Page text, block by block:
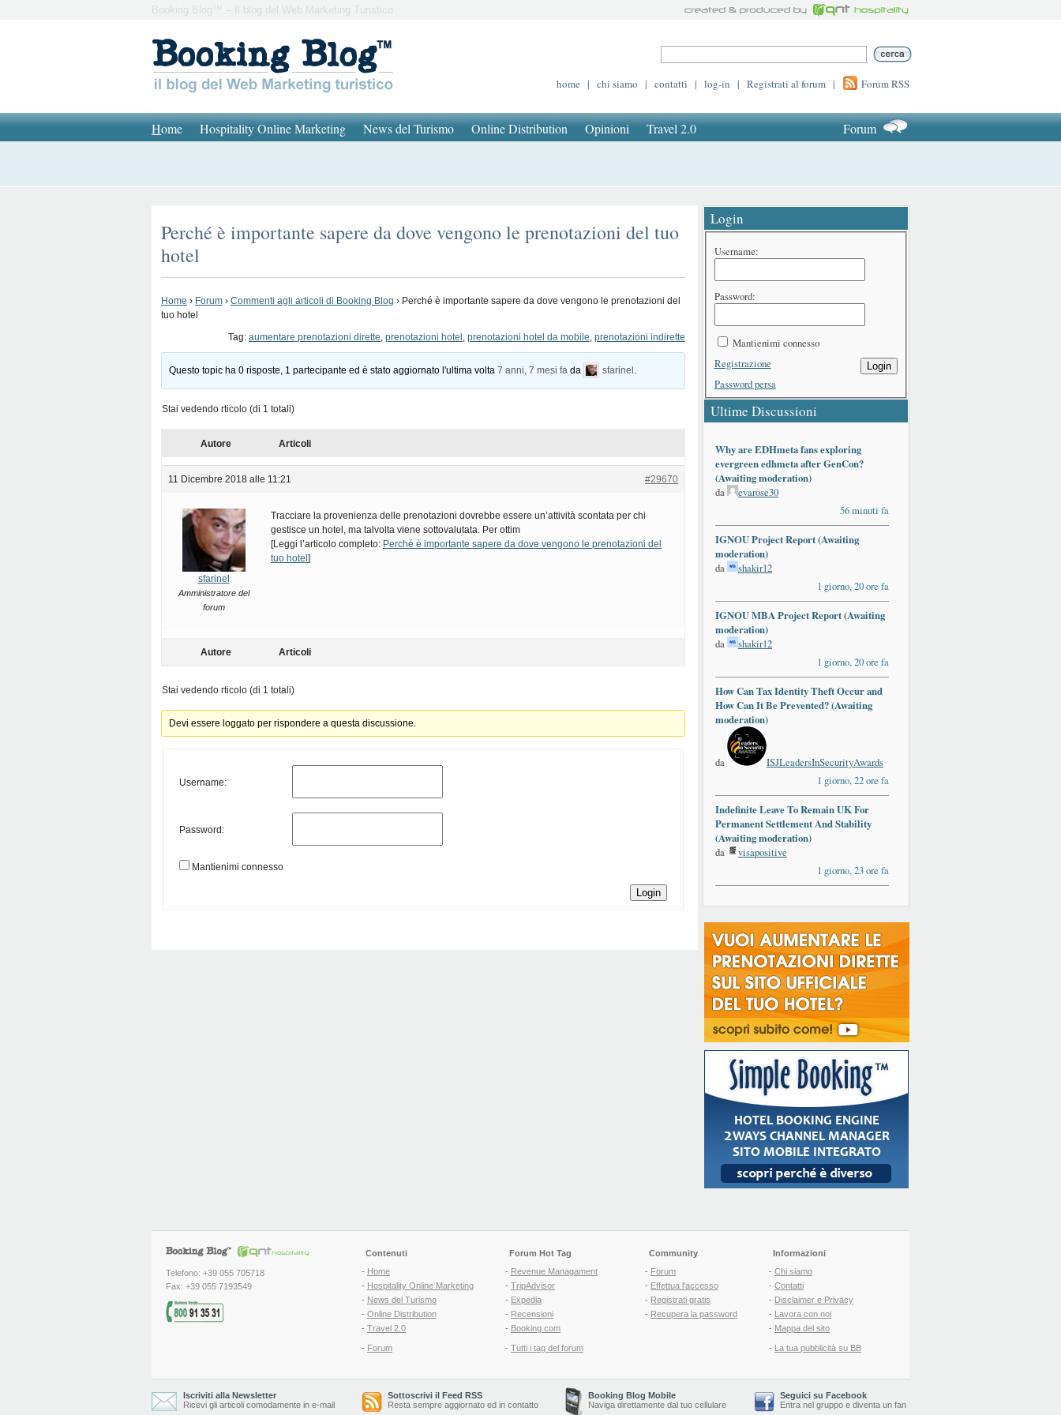
Booking Blog™ – Il blog del Web Marketing Turistico
home | chi siamo | contatti | log-in | Registrati al forum | Forum RSS
Home Hospitality Online Marketing News del Turismo Online Distribution Opinioni Travel 2.0 Forum
Perché è importante sapere da dove vengono le prenotazioni del tuo
hotel
Home › Forum › Commenti agli articoli di Booking Blog › Perché è importante sapere da dove vengono le prenotazioni del
tuo hotel
Tag: aumentare prenotazioni dirette, prenotazioni hotel , prenotazioni hotel da mobile, prenotazioni indirette
Questo topic ha 0 risposte, 1 partecipante ed è stato aggiornato l'ultima volta7 anni, 7 mesi fa da sfarinel
Stai vedendo rticolo (di 1 totali)
Autore Articoli
11 Dicembre 2018 alle 11:21 #29670
sfarinel
Amministratore del
forum
Tracciare la provenienza delle prenotazioni dovrebbe essere un’attività scontata per chi
gestisce un hotel, ma talvolta viene sottovalutata. Per ottim
[Leggi l’articolo completo: Perché è importante sapere da dove vengono le prenotazioni del
tuo hotel ]
Autore Articoli
Stai vedendo rticolo (di 1 totali)
Devi essere loggato per rispondere a questa discussione.
Username:
Password:
Mantienimi connesso
Login
Login
Username:
Password:
Mantienimi connesso
Login
Registrazione
Password persa
Ultime Discussioni
Why are EDHmeta fans exploring
evergreen edhmeta after GenCon?
(Awaiting moderation)
da
evarose30
56 minuti fa
IGNOU Project Report (Awaiting
moderation)
da
shakir12
1 giorno, 20 ore fa
IGNOU MBA Project Report (Awaiting
moderation)
da
shakir12
1 giorno, 20 ore fa
How Can Tax Identity Theft Occur and
How Can It Be Prevented? (Awaiting
moderation)
da
ISJLeadersInSecurityAwards
1 giorno, 22 ore fa
Indefinite Leave To Remain UK For
Permanent Settlement And Stability
(Awaiting moderation)
da
visapositive
1 giorno, 23 ore fa
Telefono: +39 055 705718
Fax: +39 055 7193549
Contenuti
- Home
- Hospitality Online Marketing
- News del Turismo
- Online Distribution
- Travel 2.0
- Forum
Forum Hot Tag
- Revenue Managament
- TripAdvisor
- Expedia
- Recensioni
- Booking.com
- Tutti i tag del forum
Community
- Forum
- Effettua l'accesso
- Registrati gratis
- Recupera la password
Informazioni
- Chi siamo
- Contatti
- Disclaimer e Privacy
- Lavora con noi
- Mappa del sito
- La tua pubblicità su BB
Iscriviti alla Newsletter
Ricevi gli articoli comodamente in e-mail
Sottoscrivi il Feed RSS
Resta sempre aggiornato ed in contatto
Booking Blog Mobile
Naviga direttamente dal tuo cellulare
Seguici su Facebook
Entra nel gruppo e diventa un fan